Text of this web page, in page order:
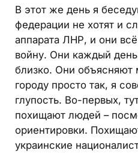
В этот же день я
федерации не хотят и
аппарата ЛНР, и они
войну. Они каждый
близко. Они объясняют
городу просто так, я
глупость. Во-первых,
похищают людей –
ориентировки.
украинские